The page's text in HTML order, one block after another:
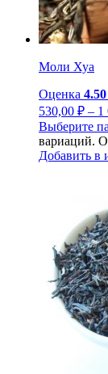
Моли Хуа
Оценка 4.50
530,00 ₽ – 1
Выберите
вариаций.
Добавить в